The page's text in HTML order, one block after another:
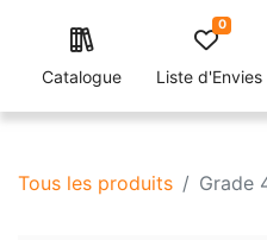
Catalogue Liste d'Envies
0
Tous les produits Grade